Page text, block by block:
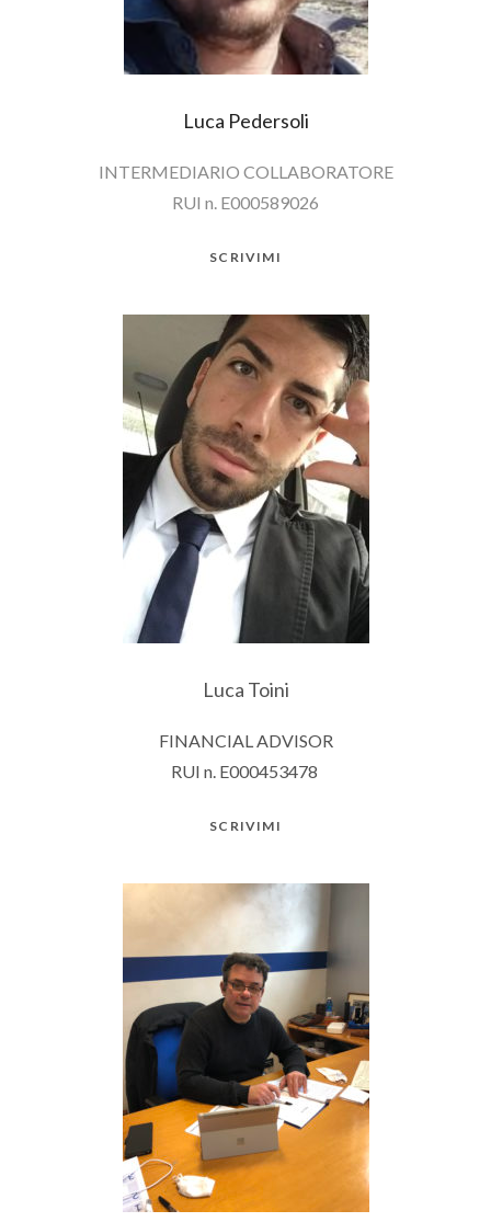
Luca Pedersoli
INTERMEDIARIO COLLABORATORE
RUI n. E000589026
SCRIVIMI
Luca Toini
FINANCIAL ADVISOR
RUI n. E000453478
SCRIVIMI